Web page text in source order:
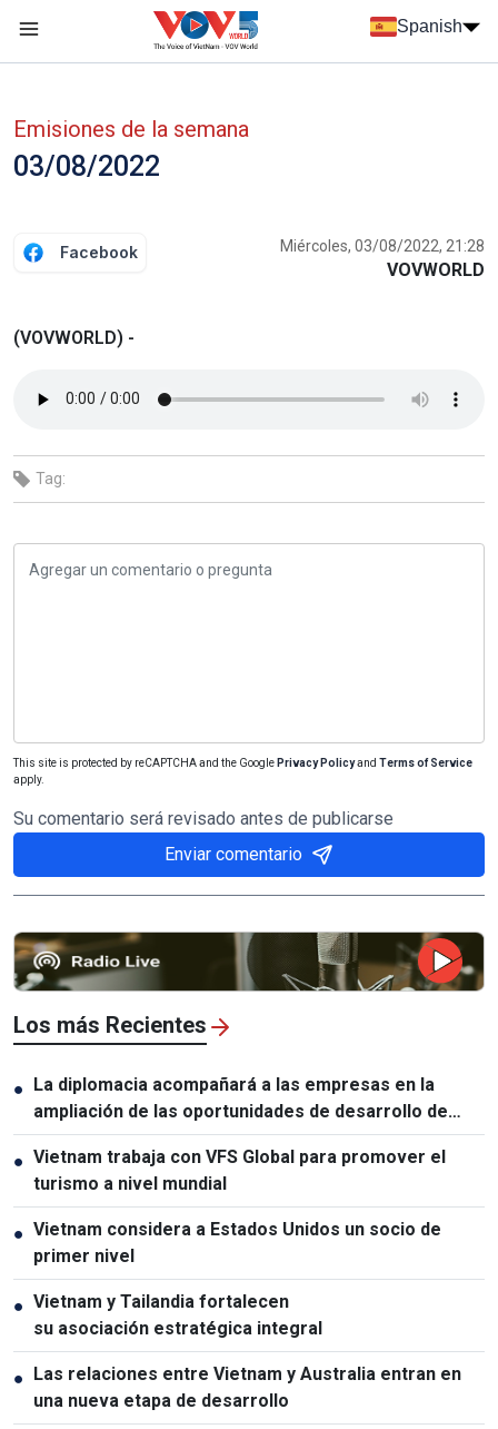
Spanish
Emisiones de la semana
03/08/2022
Facebook Miércoles, 03/08/2022, 21:28
VOVWORLD
(VOVWORLD) -
Tag:
This site is protected by reCAPTCHA and the Google Privacy Policyand Terms of Service
apply.
Su comentario será revisado antes de publicarse
Enviar comentario
Los más Recientes
● La diplomacia acompañará a las empresas en la
ampliación de las oportunidades de desarrollo de
Vietnam
● Vietnam trabaja con VFS Global para promover el
turismo a nivel mundial
● Vietnam considera a Estados Unidos un socio de
primer nivel
● Vietnam y Tailandia fortalecen
su asociación estratégica integral
● Las relaciones entre Vietnam y Australia entran en
una nueva etapa de desarrollo